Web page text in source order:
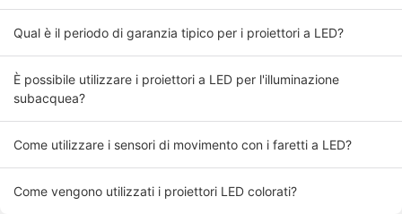
Qual è il periodo di garanzia tipico per i proiettori a LED?
È possibile utilizzare i proiettori a LED per l'illuminazione
subacquea?
Come utilizzare i sensori di movimento con i faretti a LED?
Come vengono utilizzati i proiettori LED colorati?